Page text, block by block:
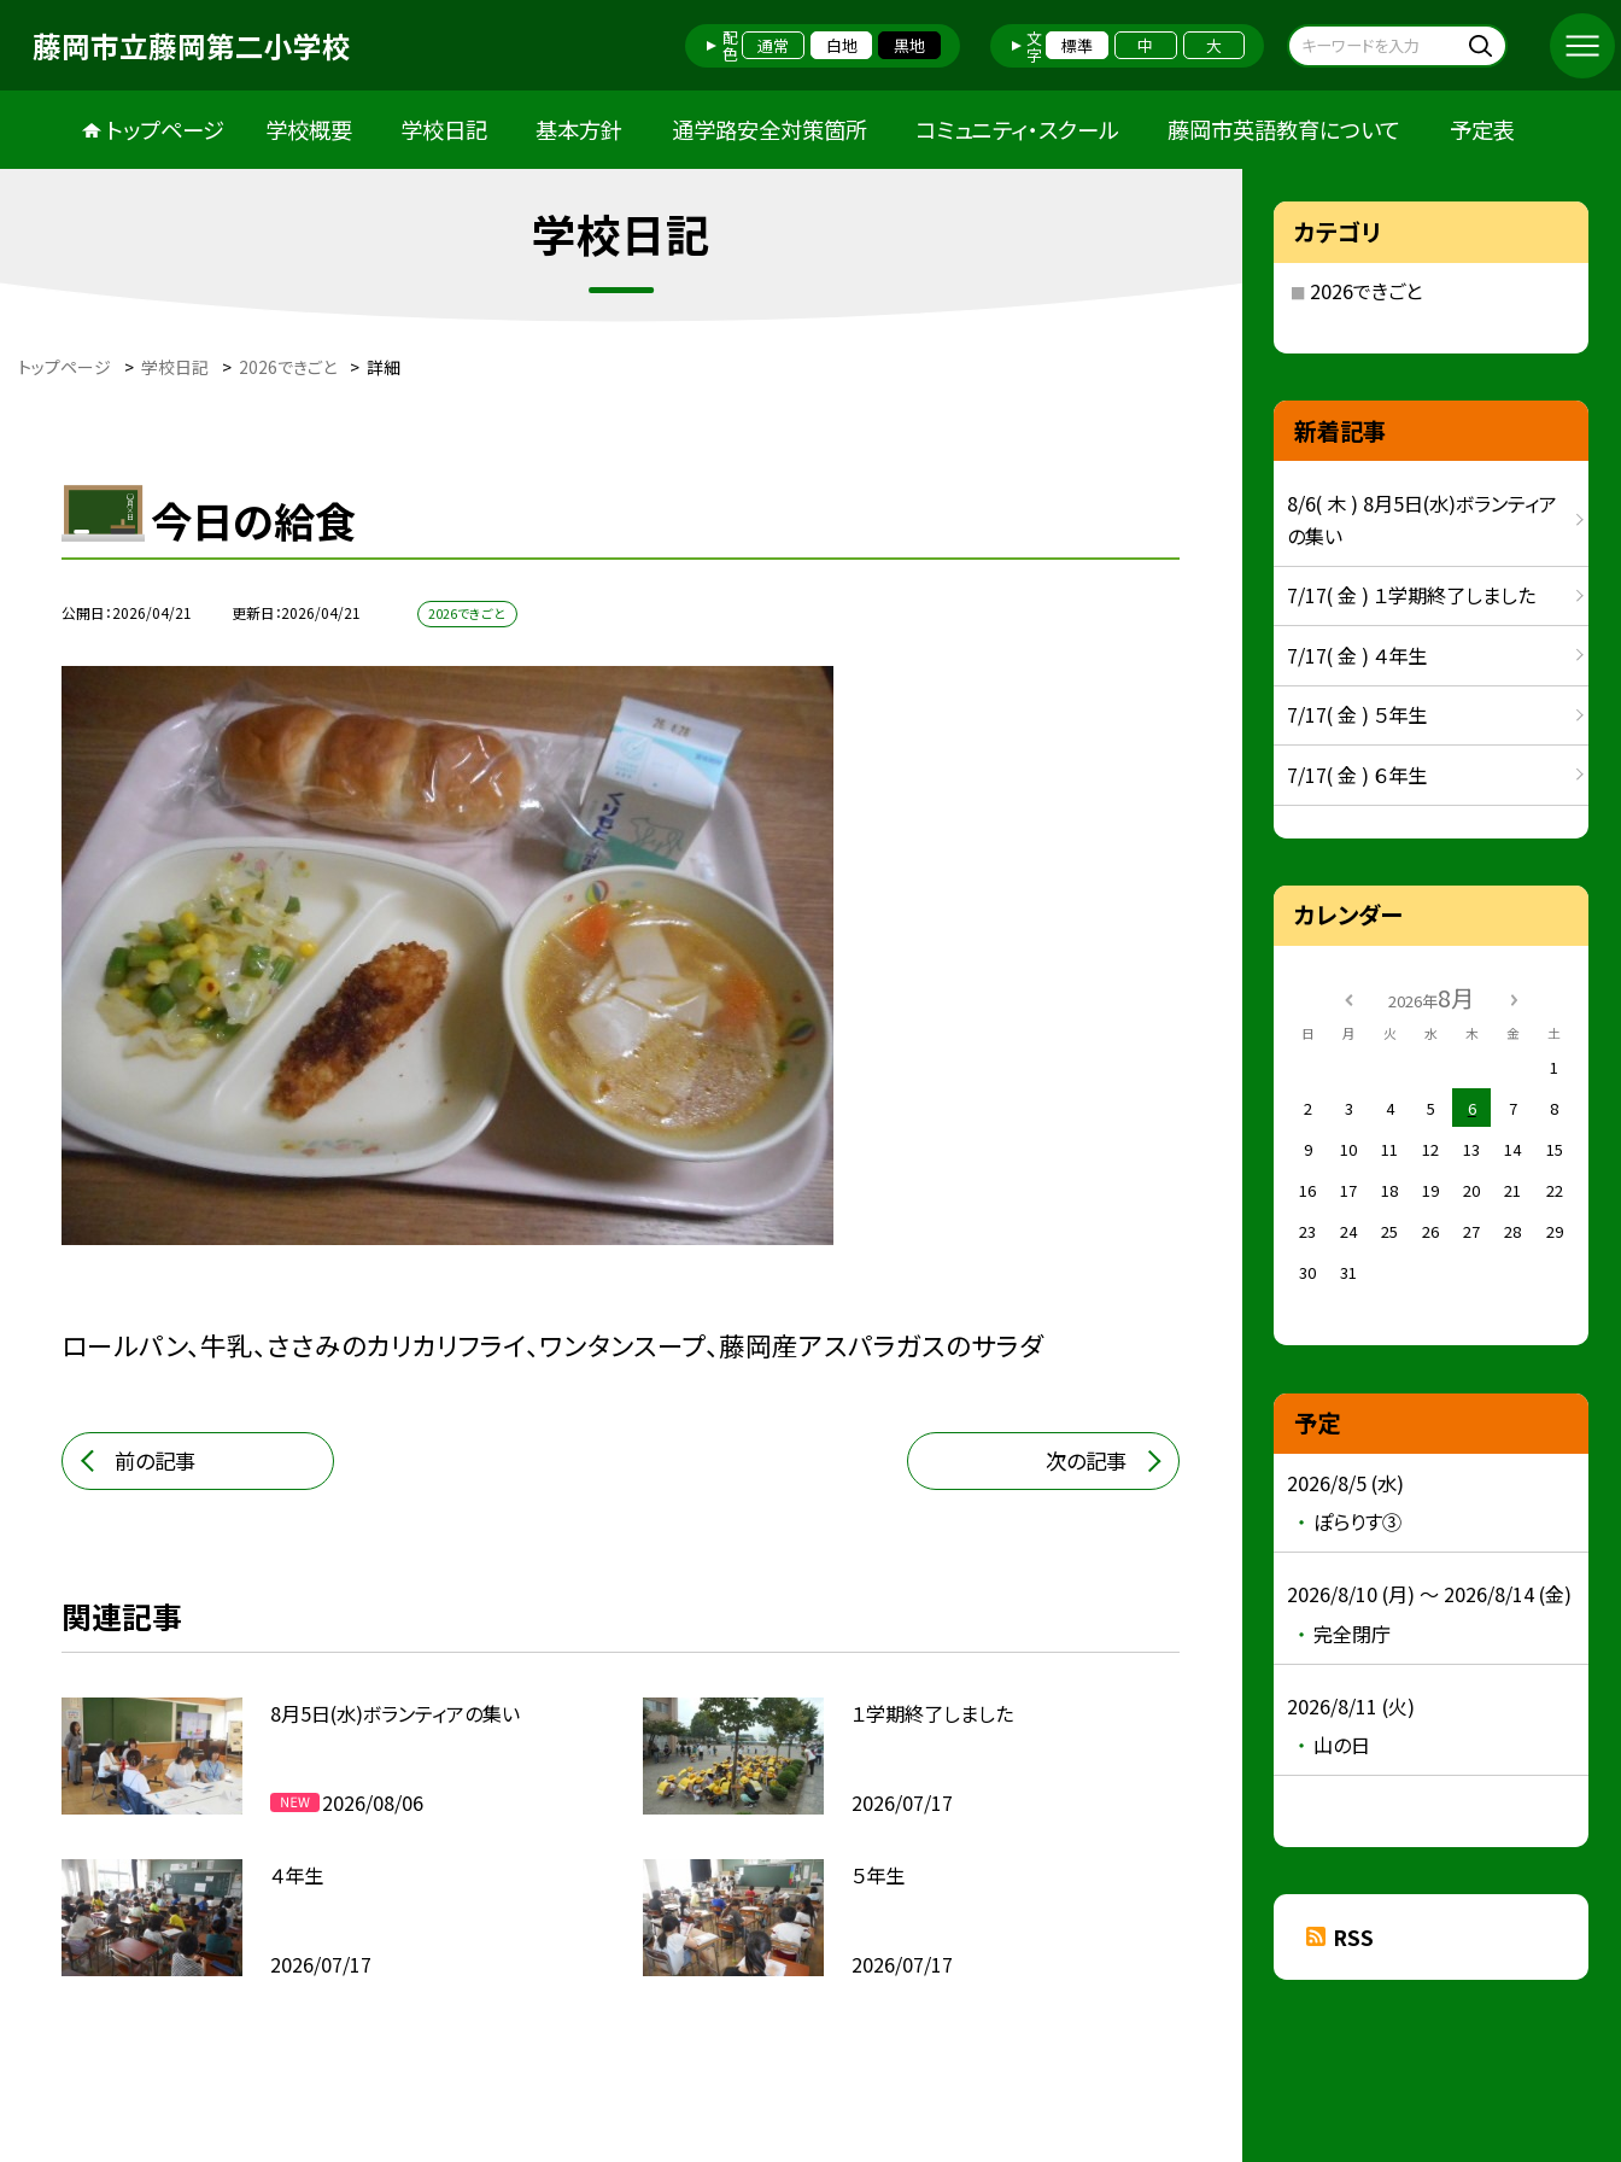
藤岡市立藤岡第二小学校 配色 通常 白地 黒地 文字 標準 中 大
トップページ 学校概要 学校日記 基本方針 通学路安全対策箇所 コミュニティ・スクール 藤岡市英語教育について 予定表
学校日記
トップページ > 学校日記 > 2026できごと > 詳細
今日の給食
公開日 2026/04/21 更新日 2026/04/21 2026できごと
ロールパン、牛乳、ささみのカリカリフライ、ワンタンスープ、藤岡産アスパラガスのサラダ
前の記事 次の記事
関連記事
8月5日(水)ボランティアの集い
2026/08/06
１学期終了しました
2026/07/17
４年生
2026/07/17
５年生
2026/07/17
カテゴリ
2026できごと
新着記事
8/6( 木 ) 8月5日(水)ボランティア
の集い
7/17( 金 ) １学期終了しました
7/17( 金 ) ４年生
7/17( 金 ) ５年生
7/17( 金 ) ６年生
カレンダー
2026年8月
日 月 火 水 木 金 土
1
2
3 4 5 6 7
8
9
10 11 12 13 14
15
16
17 18 19 20 21
22
23
24 25 26 27 28
29
30
31
予定
2026/8/5 (水)
ぽらりす③
2026/8/10 (月) ～ 2026/8/14 (金)
完全閉庁
2026/8/11 (火)
山の日
RSS